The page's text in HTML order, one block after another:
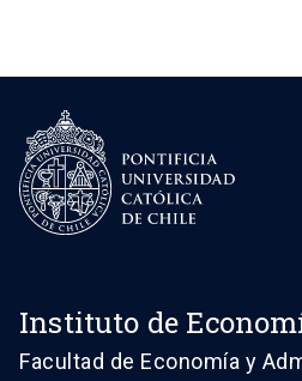
Instituto de
Facultad de Economía y